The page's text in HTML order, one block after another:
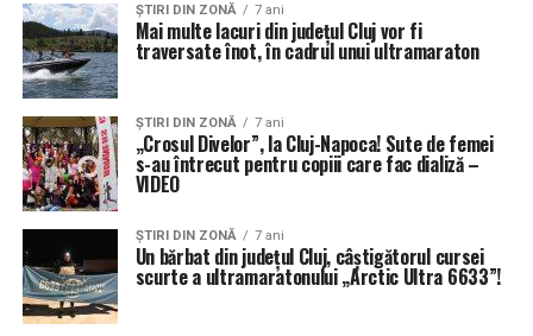
ŞTIRI DIN ZONĂ 7 ani
Mai multe lacuri din județul Cluj vor fi
traversate înot, în cadrul unui ultramaraton
ŞTIRI DIN ZONĂ 7 ani
„Crosul Divelor”, la Cluj-Napoca! Sute de femei
s-au întrecut pentru copiii care fac dializă –
VIDEO
ŞTIRI DIN ZONĂ 7 ani
Un bărbat din județul Cluj, câștigătorul cursei
scurte a ultramaratonului „Arctic Ultra 6633”!